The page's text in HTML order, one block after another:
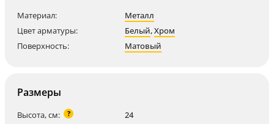
Материал:
Металл
Цвет арматуры:
Белый,Хром
Поверхность:
Матовый
Размеры
Высота, см: ?
24